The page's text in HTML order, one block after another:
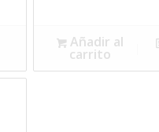
Añadir al
carrito